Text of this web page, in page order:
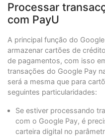
Processar
com PayU
A principal função do
armazenar cartões de
de pagamentos, com isso
transações do Google Pay
será a mesma que para
seguintes particularidades:
Se estiver processando
com o Google Pay, é
carteira digital no